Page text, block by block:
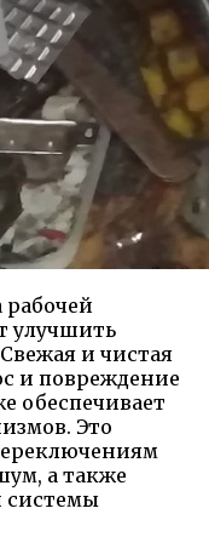
улучшить
и чистая
и повреждение
обеспечивает
Это
а также
системы